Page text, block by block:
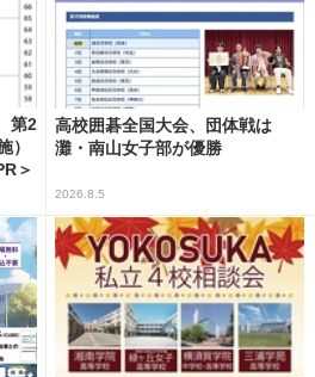
第2
）
＞
高校囲碁全国大会、団体戦は
灘・南山女子部が優勝
2026.8.5